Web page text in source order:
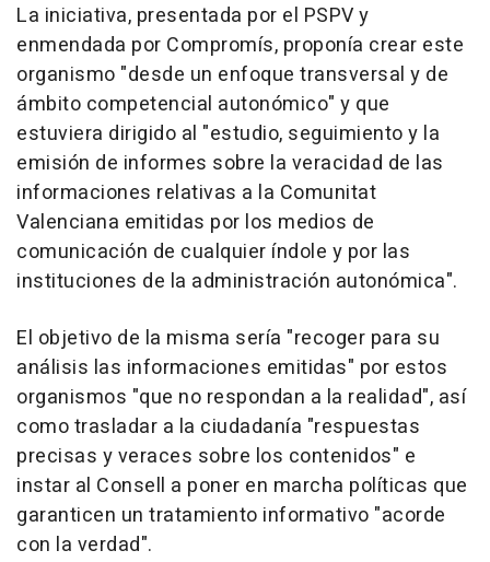
La iniciativa, presentada por el PSPV y
enmendada por Compromís, proponía crear este
organismo "desde un enfoque transversal y de
ámbito competencial autonómico" y que
estuviera dirigido al "estudio, seguimiento y la
emisión de informes sobre la veracidad de las
informaciones relativas a la Comunitat
Valenciana emitidas por los medios de
comunicación de cualquier índole y por las
instituciones de la administración autonómica".
El objetivo de la misma sería "recoger para su
análisis las informaciones emitidas" por estos
organismos "que no respondan a la realidad", así
como trasladar a la ciudadanía "respuestas
precisas y veraces sobre los contenidos" e
instar al Consell a poner en marcha políticas que
garanticen un tratamiento informativo "acorde
con la verdad".